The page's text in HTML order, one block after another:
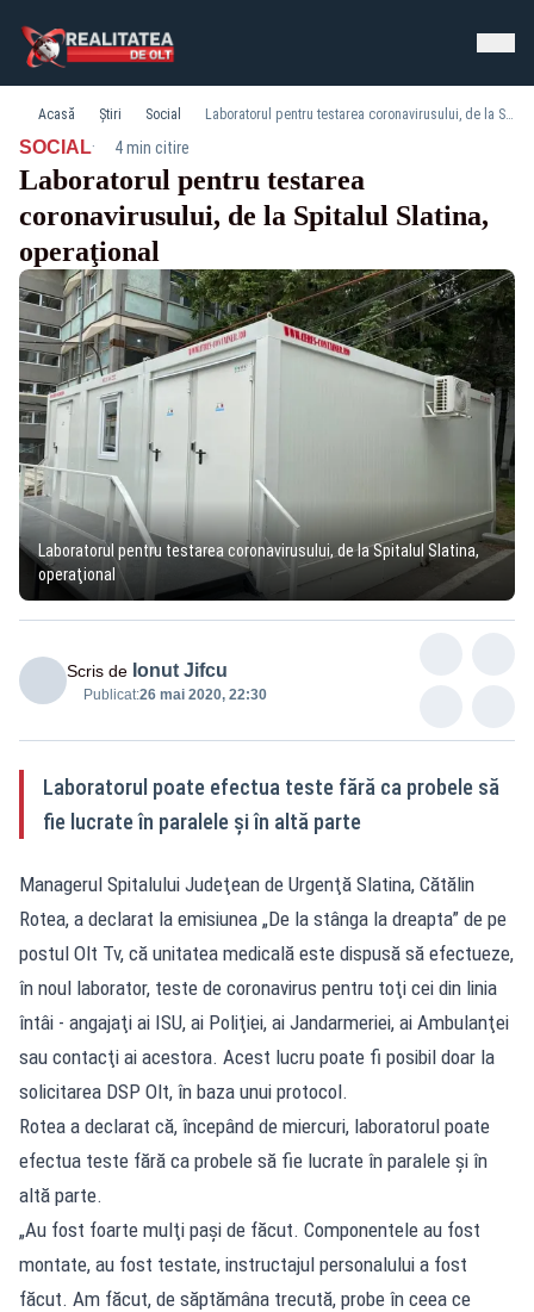
Acasă Știri Social Laboratorul pentru testarea coronavirusului, de la Spitalul Slatina, operaţional
SOCIAL· 4 min citire
Laboratorul pentru testarea
coronavirusului, de la Spitalul Slatina,
operaţional
Laboratorul pentru testarea coronavirusului, de la Spitalul Slatina,
operaţional
Scris de Ionut Jifcu
Publicat:26 mai 2020, 22:30
Laboratorul poate efectua teste fără ca probele să
fie lucrate în paralele şi în altă parte
Managerul Spitalului Judeţean de Urgenţă Slatina, Cătălin
Rotea, a declarat la emisiunea „De la stânga la dreapta” de pe
postul Olt Tv, că unitatea medicală este dispusă să efectueze,
în noul laborator, teste de coronavirus pentru toţi cei din linia
întâi - angajaţi ai ISU, ai Poliţiei, ai Jandarmeriei, ai Ambulanţei
sau contacţi ai acestora. Acest lucru poate fi posibil doar la
solicitarea DSP Olt, în baza unui protocol.
Rotea a declarat că, începând de miercuri, laboratorul poate
efectua teste fără ca probele să fie lucrate în paralele şi în
altă parte.
„Au fost foarte mulţi paşi de făcut. Componentele au fost
montate, au fost testate, instructajul personalului a fost
făcut. Am făcut, de săptămâna trecută, probe în ceea ce